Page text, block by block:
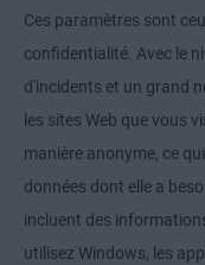
Ces paramètres sont
confidentialité. Avec le
d'incidents et un grand
les sites Web que vous
manière anonyme, ce
données dont elle a
incluent des
utilisez Windows, les